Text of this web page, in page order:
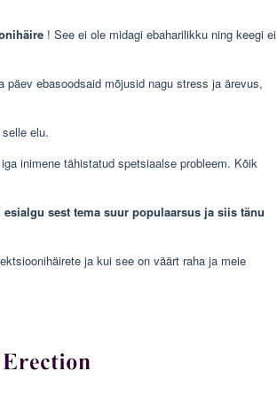
! See ei ole midagi ebaharilikku ning keegi ei
ebasoodsaid mõjusid nagu stress ja ärevus,
elu.
inimene tähistatud spetsiaalse probleem. Kõik
sest tema suur populaarsus ja siis tänu
ja kui see on väärt raha ja meie